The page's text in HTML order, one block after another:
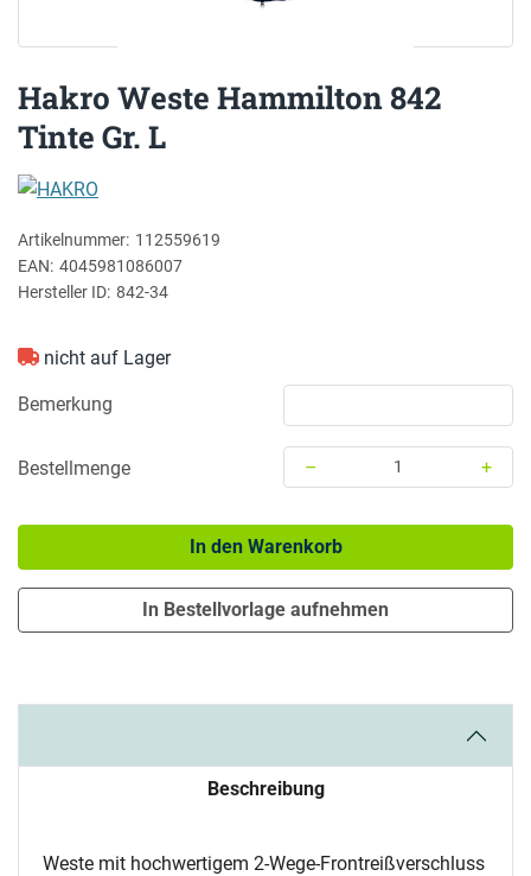
Hakro Weste Hammilton 842
Tinte Gr. L
Artikelnummer: 112559619
EAN: 4045981086007
Hersteller ID: 842-34
nicht auf Lager
Bemerkung
Bestellmenge –
+
In den Warenkorb
In Bestellvorlage aufnehmen
Beschreibung
Weste mit hochwertigem 2-Wege-Frontreißverschluss